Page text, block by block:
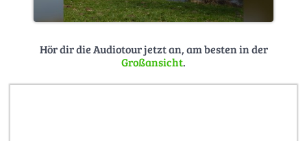
Hör dir die Audiotour jetzt an, am besten in der
Großansicht.